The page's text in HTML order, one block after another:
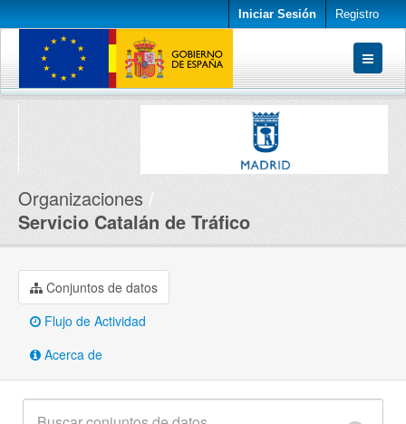
Iniciar Sesión Registro
Conjuntos de datos
Organizaciones
Servicio Catalán de Tráfico
Conjuntos de datos
Flujo de Actividad
Acerca de